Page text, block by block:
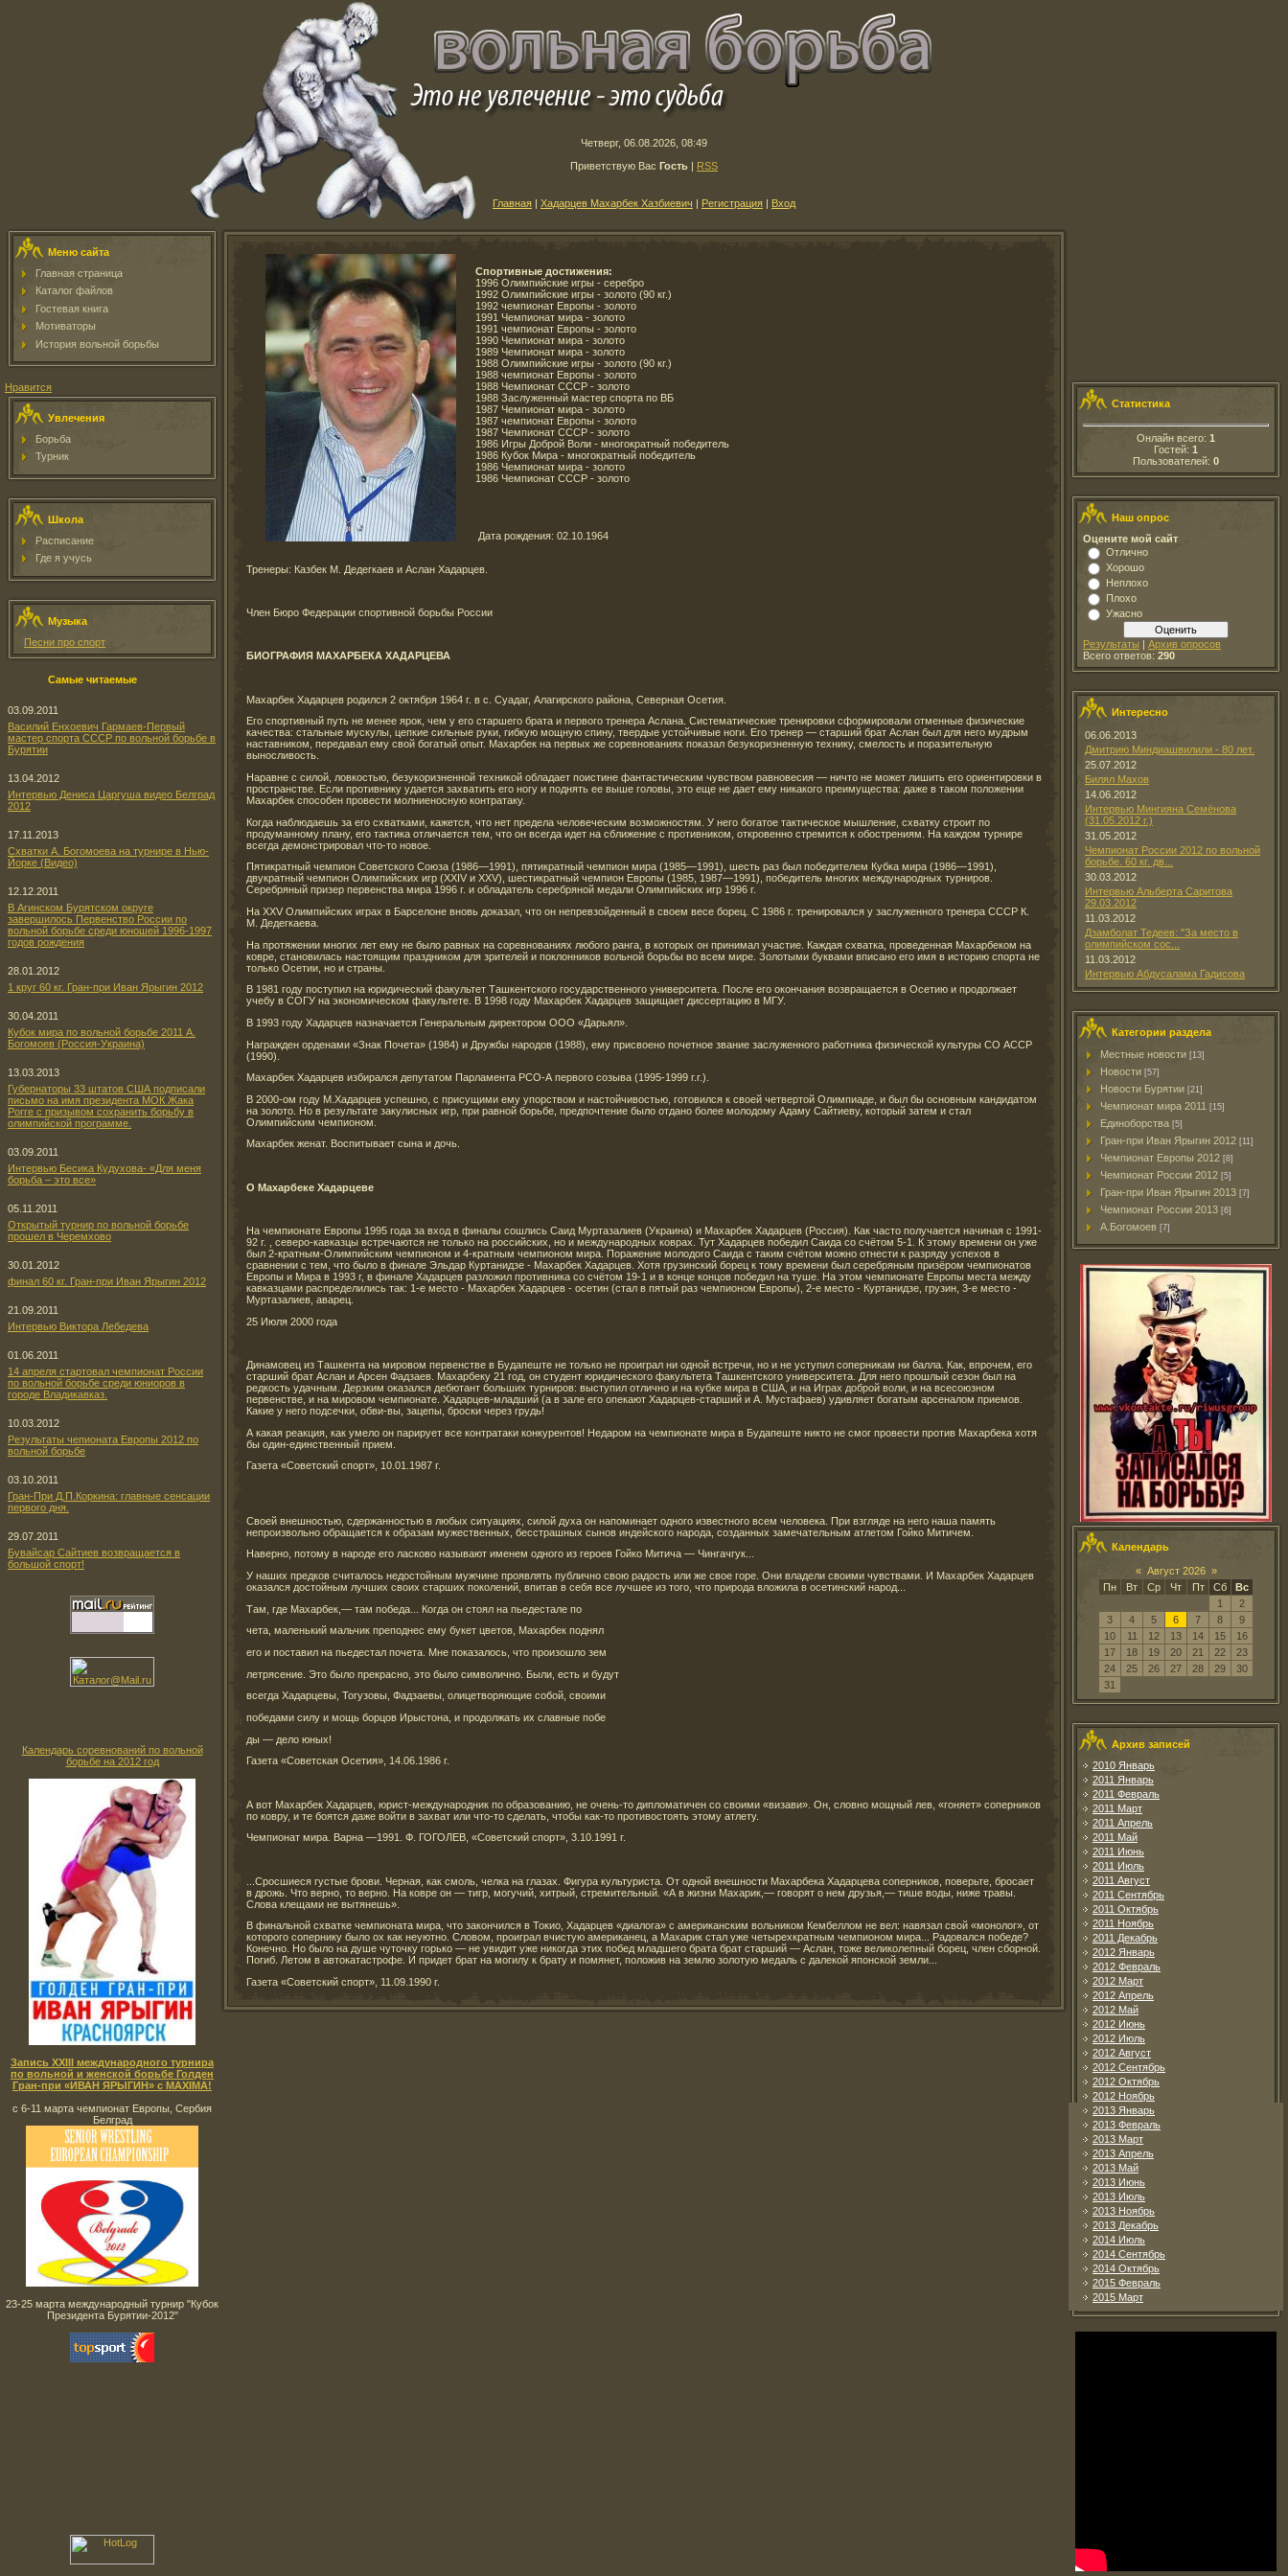
Четверг, 06.08.2026, 08:49
Приветствую Вас Гость | RSS
Главная | Хадарцев Махарбек Хазбиевич | Регистрация | Вход
Меню сайта
Главная страница
Каталог файлов
Гостевая книга
Мотиваторы
История вольной борьбы
Нравится
Увлечения
Борьба
Турник
Школа
Расписание
Где я учусь
Музыка
Песни про спорт
Самые читаемые
03.09.2011
Василий Енхоевич Гармаев-Первый
мастер спорта СССР по вольной борьбе в
Бурятии
13.04.2012
Интервью Дениса Царгуша видео Белград
2012
17.11.2013
Схватки А. Богомоева на турнире в Нью-
Йорке (Видео)
12.12.2011
В Агинском Бурятском округе
завершилось Первенство России по
вольной борьбе среди юношей 1996-1997
годов рождения
28.01.2012
1 круг 60 кг. Гран-при Иван Ярыгин 2012
30.04.2011
Кубок мира по вольной борьбе 2011 А.
Богомоев (Россия-Украина)
13.03.2013
Губернаторы 33 штатов США подписали
письмо на имя президента МОК Жака
Рогге с призывом сохранить борьбу в
олимпийской программе.
03.09.2011
Интервью Бесика Кудухова- «Для меня
борьба – это все»
05.11.2011
Открытый турнир по вольной борьбе
прошел в Черемхово
30.01.2012
финал 60 кг. Гран-при Иван Ярыгин 2012
21.09.2011
Интервью Виктора Лебедева
01.06.2011
14 апреля стартовал чемпионат России
по вольной борьбе среди юниоров в
городе Владикавказ.
10.03.2012
Результаты чепионата Европы 2012 по
вольной борьбе
03.10.2011
Гран-При Д.П.Коркина: главные сенсации
первого дня.
29.07.2011
Бувайсар Сайтиев возвращается в
большой спорт!
Календарь соревнований по вольной
борьбе на 2012 год
Запись XXIII международного турнира
по вольной и женской борьбе Голден
Гран-при «ИВАН ЯРЫГИН» с MAXIMA!
с 6-11 марта чемпионат Европы, Сербия
Белград
23-25 марта международный турнир "Кубок
Президента Бурятии-2012"
Спортивные достижения:
1996 Олимпийские игры - серебро
1992 Олимпийские игры - золото (90 кг.)
1992 чемпионат Европы - золото
1991 Чемпионат мира - золото
1991 чемпионат Европы - золото
1990 Чемпионат мира - золото
1989 Чемпионат мира - золото
1988 Олимпийские игры - золото (90 кг.)
1988 чемпионат Европы - золото
1988 Чемпионат СССР - золото
1988 Заслуженный мастер спорта по ВБ
1987 Чемпионат мира - золото
1987 чемпионат Европы - золото
1987 Чемпионат СССР - золото
1986 Игры Доброй Воли - многократный победитель
1986 Кубок Мира - многократный победитель
1986 Чемпионат мира - золото
1986 Чемпионат СССР - золото
Дата рождения: 02.10.1964
Тренеры: Казбек М. Дедегкаев и Аслан Хадарцев.
Член Бюро Федерации спортивной борьбы России
БИОГРАФИЯ МАХАРБЕКА ХАДАРЦЕВА
Махарбек Хадарцев родился 2 октября 1964 г. в с. Суадаг, Алагирского района, Северная Осетия.
Его спортивный путь не менее ярок, чем у его старшего брата и первого тренера Аслана. Систематические тренировки сформировали отменные физические
качества: стальные мускулы, цепкие сильные руки, гибкую мощную спину, твердые устойчивые ноги. Его тренер — старший брат Аслан был для него мудрым
наставником, передавал ему свой богатый опыт. Махарбек на первых же соревнованиях показал безукоризненную технику, смелость и поразительную
выносливость.
Наравне с силой, ловкостью, безукоризненной техникой обладает поистине фантастическим чувством равновесия — ничто не может лишить его ориентировки в
пространстве. Если противнику удается захватить его ногу и поднять ее выше головы, это еще не дает ему никакого преимущества: даже в таком положении
Махарбек способен провести молниеносную контратаку.
Когда наблюдаешь за его схватками, кажется, что нет предела человеческим возможностям. У него богатое тактическое мышление, схватку строит по
продуманному плану, его тактика отличается тем, что он всегда идет на сближение с противником, откровенно стремится к обострениям. На каждом турнире
всегда демонстрировал что-то новое.
Пятикратный чемпион Советского Союза (1986—1991), пятикратный чемпион мира (1985—1991), шесть раз был победителем Кубка мира (1986—1991),
двукратный чемпион Олимпийских игр (XXIV и XXV), шестикратный чемпион Европы (1985, 1987—1991), победитель многих международных турниров.
Серебряный призер первенства мира 1996 г. и обладатель серебряной медали Олимпийских игр 1996 г.
На XXV Олимпийских играх в Барселоне вновь доказал, что он непревзойденный в своем весе борец. С 1986 г. тренировался у заслуженного тренера СССР К.
М. Дедегкаева.
На протяжении многих лет ему не было равных на соревнованиях любого ранга, в которых он принимал участие. Каждая схватка, проведенная Махарбеком на
ковре, становилась настоящим праздником для зрителей и поклонников вольной борьбы во всем мире. Золотыми буквами вписано его имя в историю спорта не
только Осетии, но и страны.
В 1981 году поступил на юридический факультет Ташкентского государственного университета. После его окончания возвращается в Осетию и продолжает
учебу в СОГУ на экономическом факультете. В 1998 году Махарбек Хадарцев защищает диссертацию в МГУ.
В 1993 году Хадарцев назначается Генеральным директором ООО «Дарьял».
Награжден орденами «Знак Почета» (1984) и Дружбы народов (1988), ему присвоено почетное звание заслуженного работника физической культуры СО АССР
(1990).
Махарбек Хадарцев избирался депутатом Парламента РСО-А первого созыва (1995-1999 г.г.).
В 2000-ом году М.Хадарцев успешно, с присущими ему упорством и настойчивостью, готовился к своей четвертой Олимпиаде, и был бы основным кандидатом
на золото. Но в результате закулисных игр, при равной борьбе, предпочтение было отдано более молодому Адаму Сайтиеву, который затем и стал
Олимпийским чемпионом.
Махарбек женат. Воспитывает сына и дочь.
О Махарбеке Хадарцеве
На чемпионате Европы 1995 года за вход в финалы сошлись Саид Муртазалиев (Украина) и Махарбек Хадарцев (Россия). Как часто получается начиная с 1991-
92 г. , северо-кавказцы встречаются не только на российских, но и международных коврах. Тут Хадарцев победил Саида со счётом 5-1. К этому времени он уже
был 2-кратным-Олимпийским чемпионом и 4-кратным чемпионом мира. Поражение молодого Саида с таким счётом можно отнести к разряду успехов в
сравнении с тем, что было в финале Эльдар Куртанидзе - Махарбек Хадарцев. Хотя грузинский борец к тому времени был серебряным призёром чемпионатов
Европы и Мира в 1993 г, в финале Хадарцев разложил противника со счётом 19-1 и в конце концов победил на туше. На этом чемпионате Европы места между
кавказцами распределились так: 1-е место - Махарбек Хадарцев - осетин (стал в пятый раз чемпионом Европы), 2-е место - Куртанидзе, грузин, 3-е место -
Муртазалиев, аварец.
25 Июля 2000 года
Динамовец из Ташкента на мировом первенстве в Будапеште не только не проиграл ни одной встречи, но и не уступил соперникам ни балла. Как, впрочем, его
старший брат Аслан и Арсен Фадзаев. Махарбеку 21 год, он студент юридического факультета Ташкентского университета. Для него прошлый сезон был на
редкость удачным. Дерзким оказался дебютант больших турниров: выступил отлично и на кубке мира в США, и на Играх доброй воли, и на всесоюзном
первенстве, и на мировом чемпионате. Хадарцев-младший (а в зале его опекают Хадарцев-старший и А. Мустафаев) удивляет богатым арсеналом приемов.
Какие у него подсечки, обви-вы, зацепы, броски через грудь!
А какая реакция, как умело он парирует все контратаки конкурентов! Недаром на чемпионате мира в Будапеште никто не смог провести против Махарбека хотя
бы один-единственный прием.
Газета «Советский спорт», 10.01.1987 г.
Своей внешностью, сдержанностью в любых ситуациях, силой духа он напоминает одного известного всем человека. При взгляде на него наша память
непроизвольно обращается к образам мужественных, бесстрашных сынов индейского народа, созданных замечательным атлетом Гойко Митичем.
Наверно, потому в народе его ласково называют именем одного из героев Гойко Митича — Чингачгук...
У наших предков считалось недостойным мужчине проявлять публично свою радость или же свое горе. Они владели своими чувствами. И Махарбек Хадарцев
оказался достойным лучших своих старших поколений, впитав в себя все лучшее из того, что природа вложила в осетинский народ...
Там, где Махарбек,— там победа... Когда он стоял на пьедестале по
чета, маленький мальчик преподнес ему букет цветов, Махарбек поднял
его и поставил на пьедестал почета. Мне показалось, что произошло зем
летрясение. Это было прекрасно, это было символично. Были, есть и будут
всегда Хадарцевы, Тогузовы, Фадзаевы, олицетворяющие собой, своими
победами силу и мощь борцов Ирыстона, и продолжать их славные побе
ды — дело юных!
Газета «Советская Осетия», 14.06.1986 г.
А вот Махарбек Хадарцев, юрист-международник по образованию, не очень-то дипломатичен со своими «визави». Он, словно мощный лев, «гоняет» соперников
по ковру, и те боятся даже войти в захват или что-то сделать, чтобы как-то противостоять этому атлету.
Чемпионат мира. Варна —1991. Ф. ГОГОЛЕВ, «Советский спорт», 3.10.1991 г.
...Сросшиеся густые брови. Черная, как смоль, челка на глазах. Фигура культуриста. От одной внешности Махарбека Хадарцева соперников, поверьте, бросает
в дрожь. Что верно, то верно. На ковре он — тигр, могучий, хитрый, стремительный. «А в жизни Махарик,— говорят о нем друзья,— тише воды, ниже травы.
Слова клещами не вытянешь».
В финальной схватке чемпионата мира, что закончился в Токио, Хадарцев «диалога» с американским вольником Кембеллом не вел: навязал свой «монолог», от
которого сопернику было ох как неуютно. Словом, проиграл вчистую американец, а Махарик стал уже четырехкратным чемпионом мира... Радовался победе?
Конечно. Но было на душе чуточку горько — не увидит уже никогда этих побед младшего брата брат старший — Аслан, тоже великолепный борец, член сборной.
Погиб. Летом в автокатастрофе. И придет брат на могилу к брату и помянет, положив на землю золотую медаль с далекой японской земли...
Газета «Советский спорт», 11.09.1990 г.
Статистика
Онлайн всего: 1
Гостей: 1
Пользователей: 0
Наш опрос
Оцените мой сайт
Отлично
Хорошо
Неплохо
Плохо
Ужасно
Результаты | Архив опросов
Всего ответов: 290
Интересно
06.06.2013
Дмитрию Миндиашвилили - 80 лет.
25.07.2012
Билял Махов
14.06.2012
Интервью Мингияна Семёнова
(31.05.2012 г.)
31.05.2012
Чемпионат России 2012 по вольной
борьбе. 60 кг. дв...
30.03.2012
Интервью Альберта Саритова
29.03.2012
11.03.2012
Дзамболат Тедеев: "За место в
олимпийском сос...
11.03.2012
Интервью Абдусалама Гадисова
Категории раздела
Местные новости [13]
Новости [57]
Новости Бурятии [21]
Чемпионат мира 2011 [15]
Единоборства [5]
Гран-при Иван Ярыгин 2012 [11]
Чемпионат Европы 2012 [8]
Чемпионат России 2012 [5]
Гран-при Иван Ярыгин 2013 [7]
Чемпионат России 2013 [6]
А.Богомоев [7]
Календарь
« Август 2026 »
Пн
Вт Ср Чт Пт Сб
Вс
1
2
3
4 5 6 7 8
9
10
11 12 13 14 15
16
17
18 19 20 21 22
23
24
25 26 27 28 29
30
31
Архив записей
2010 Январь
2011 Январь
2011 Февраль
2011 Март
2011 Апрель
2011 Май
2011 Июнь
2011 Июль
2011 Август
2011 Сентябрь
2011 Октябрь
2011 Ноябрь
2011 Декабрь
2012 Январь
2012 Февраль
2012 Март
2012 Апрель
2012 Май
2012 Июнь
2012 Июль
2012 Август
2012 Сентябрь
2012 Октябрь
2012 Ноябрь
2013 Январь
2013 Февраль
2013 Март
2013 Апрель
2013 Май
2013 Июнь
2013 Июль
2013 Ноябрь
2013 Декабрь
2014 Июль
2014 Сентябрь
2014 Октябрь
2015 Февраль
2015 Март